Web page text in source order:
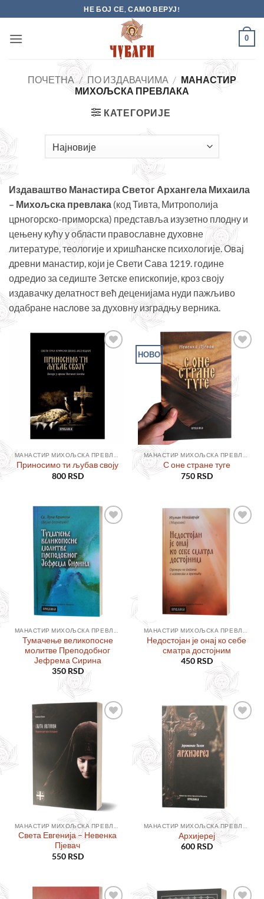
to
content
НЕ БОЈ СЕ, САМО ВЕРУЈ!
0
ПОЧЕТНА / ПО ИЗДАВАЧИМА / МАНАСТИР
МИХОЉСКА ПРЕВЛАКА
КАТЕГОРИЈЕ
Издаваштво Манастира Светог Архангела Михаила
– Михољска превлака (код Тивта, Митрополија
црногорско-приморска) представља изузетно плодну и
цењену кућу у области православне духовне
литературе, теологије и хришћанске психологије. Овај
древни манастир, који је Свети Сава 1219. године
одредио за седиште Зетске епископије, кроз своју
издавачку делатност већ деценијама нуди пажљиво
одабране наслове за духовну изградњу верника.
Приносимо ти љубав своју
800 RSD
НОВО
Додајте
жеља
С оне стране туге
750 RSD
у листу
жеља
Тумачење великопосне
молитве Преподобног
Јефрема Сирина
350RSD
Недостојан је онај ко себе
сматра достојним
450 RSD
Додајте
Света Евгенија – Невенка
Пјевач
550 RSD
Архијереј
600 RSD